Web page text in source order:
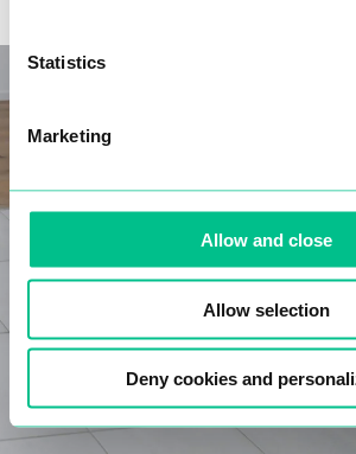
Statistics
Marketing
Allow and close
Allow selection
Deny cookies and
Confirmo que he leído y
protección de datos.
NEXT